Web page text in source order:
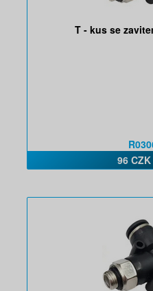
T - kus se
96